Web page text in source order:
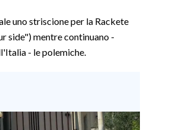
uno striscione per la Rackete
side") mentre continuano -
- le polemiche.